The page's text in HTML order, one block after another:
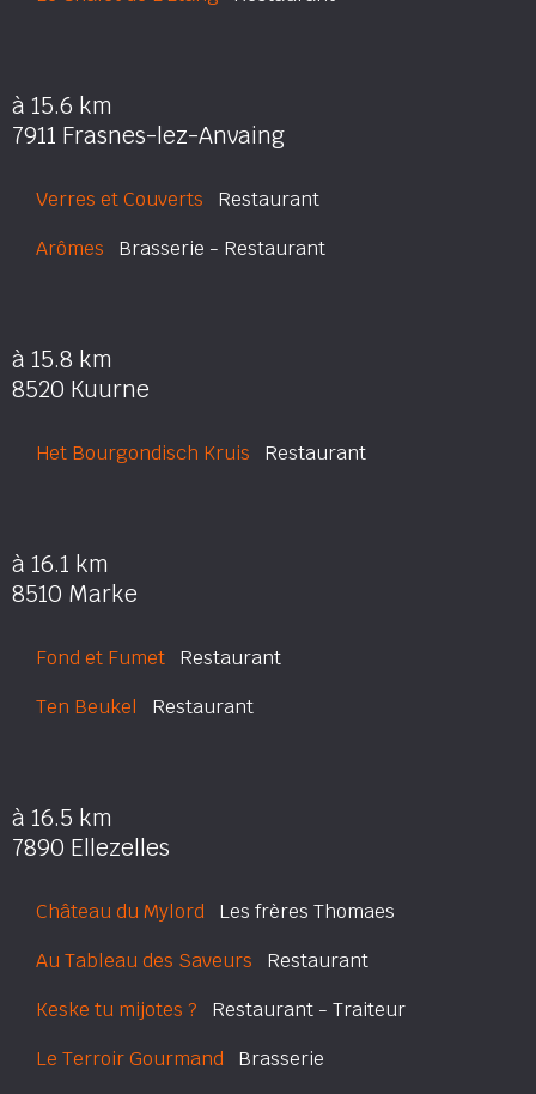
à 15.6 km
7911 Frasnes-lez-Anvaing
Verres et Couverts Restaurant
Arômes Brasserie - Restaurant
à 15.8 km
8520 Kuurne
Het Bourgondisch Kruis Restaurant
à 16.1 km
8510 Marke
Fond et Fumet Restaurant
Ten Beukel Restaurant
à 16.5 km
7890 Ellezelles
Château du Mylord Les frères Thomaes
Au Tableau des Saveurs Restaurant
Keske tu mijotes ? Restaurant - Traiteur
Le Terroir Gourmand Brasserie